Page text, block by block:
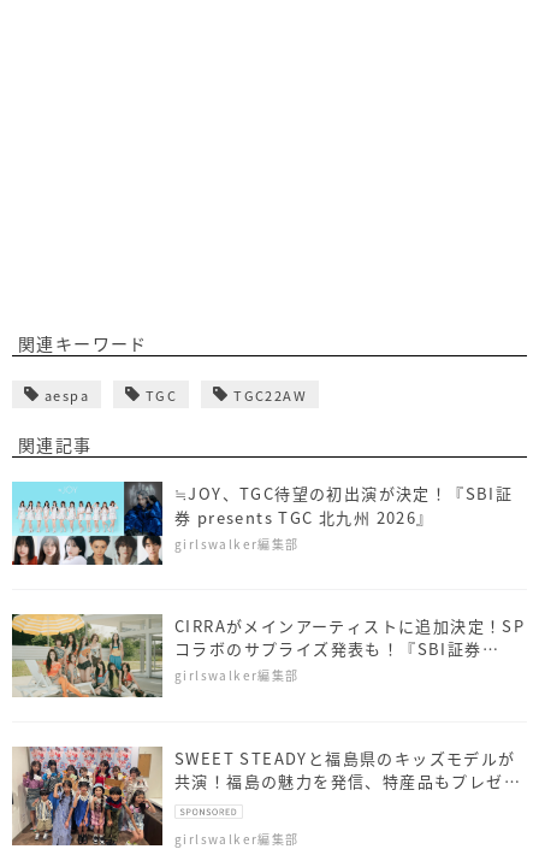
関連キーワード
aespa TGC TGC22AW
関連記事
≒JOY、TGC待望の初出演が決定！『SBI証
券 presents TGC 北九州 2026』
girlswalker編集部
CIRRAがメインアーティストに追加決定！SP
コラボのサプライズ発表も！『SBI証券
presents TGC 北九州 2026』
girlswalker編集部
SWEET STEADYと福島県のキッズモデルが
共演！福島の魅力を発信、特産品もプレゼン
ト
girlswalker編集部